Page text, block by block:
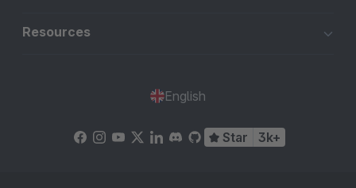
Resources
English
Star 3k+